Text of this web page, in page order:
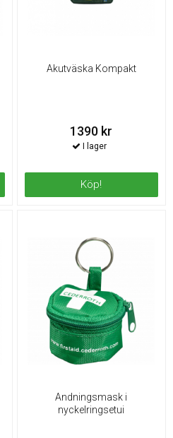
Akutväska Kompakt
1390 kr
Köp!
Andningsmask i
nyckelringsetui